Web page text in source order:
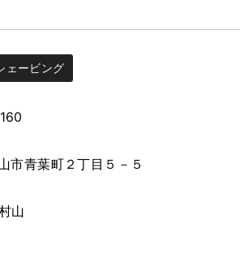
ェービング
市青葉町２丁目５－５
山